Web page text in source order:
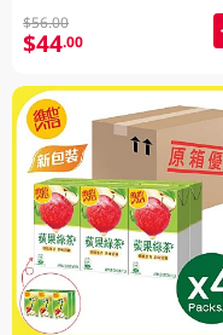
$56.00
$44.00